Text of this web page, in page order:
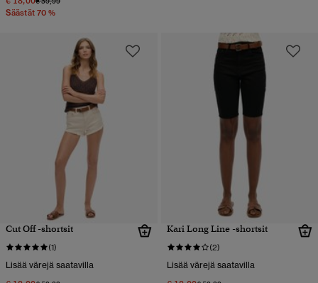
Säästät 70 %
Cut Off -shortsit
(1)
Lisää värejä saatavilla
Kari Long Line -shortsit
(2)
Lisää värejä saatavilla